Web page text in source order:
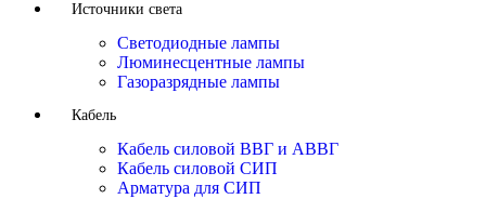
Источники света
Светодиодные лампы
Люминесцентные лампы
Газоразрядные лампы
Кабель
Кабель силовой ВВГ и АВВГ
Кабель силовой СИП
Арматура для СИП